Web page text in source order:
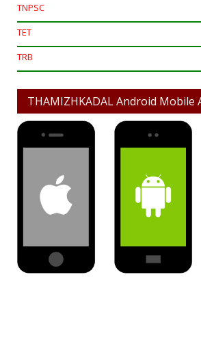
TNPSC
TET
TRB
THAMIZHKADAL Android Mobile